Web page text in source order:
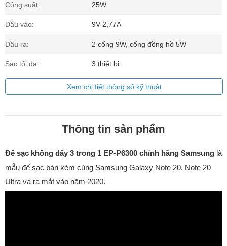
Công suất: 25W
Đầu vào: 9V-2,77A
Đầu ra: 2 cổng 9W, cổng đồng hồ 5W
Sạc tối đa: 3 thiết bị
Xem chi tiết thông số kỹ thuật
Thông tin sản phẩm
Đế sạc không dây 3 trong 1 EP-P6300 chính hãng Samsung là
mẫu đế sạc bán kèm cùng Samsung Galaxy Note 20, Note 20
Ultra và ra mắt vào năm 2020.